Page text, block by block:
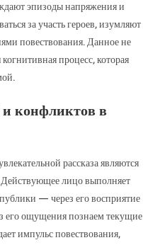
эпизоды напряжения и
за участь героев, изумляют
повествования. Данное не
процесс, которая
и конфликтов в
рассказа являются
лицо выполняет
— через его восприятие
его ощущения познаем текущие
импульс повествования,